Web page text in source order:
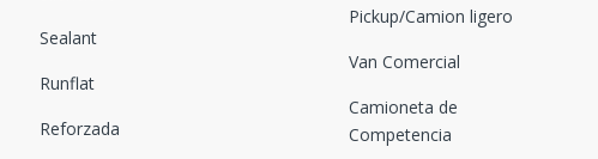
Sealant
Runflat
Reforzada
Pickup/Camion ligero
Van Comercial
Camioneta de
Competencia